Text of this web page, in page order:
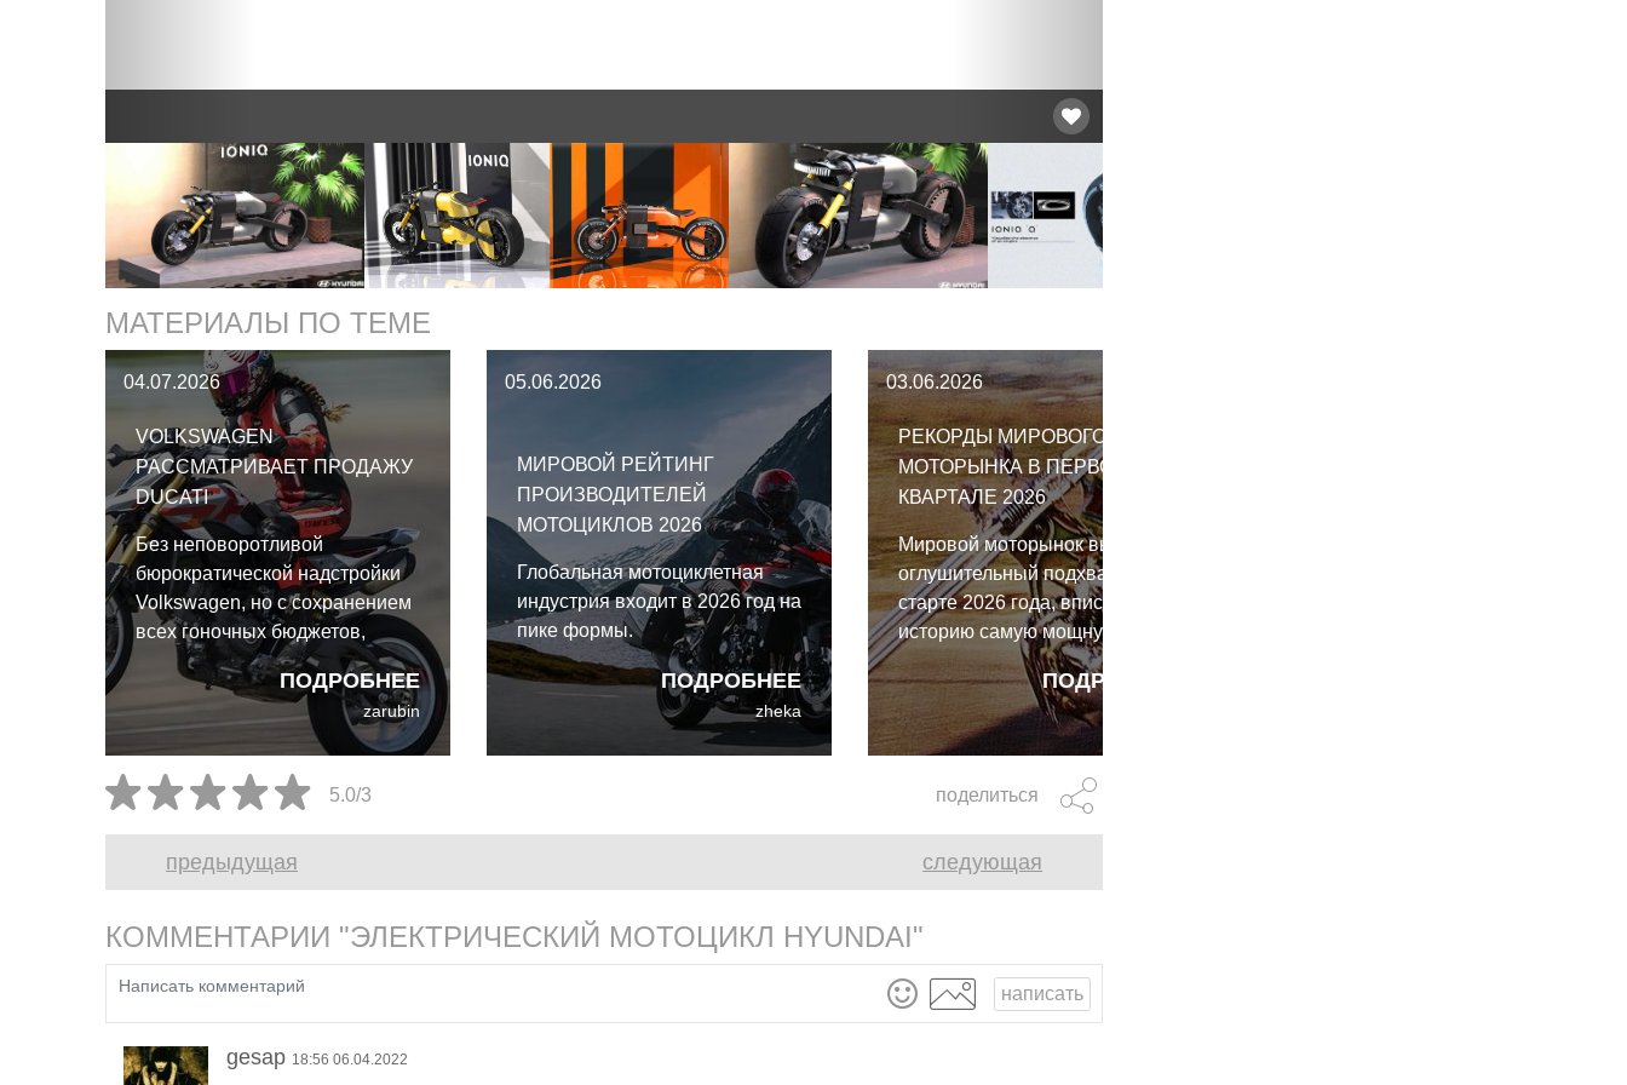
МАТЕРИАЛЫ ПО ТЕМЕ
04.07.2026
VOLKSWAGEN
РАССМАТРИВАЕТ ПРОДАЖУ
DUCATI
ПОДРОБНЕЕ
Без неповоротливой
бюрократической надстройки
Volkswagen, но с сохранением
всех гоночных бюджетов,
Ducati вполне способна
расцвести как независимый
игрок.
zarubin
05.06.2026
МИРОВОЙ РЕЙТИНГ
ПРОИЗВОДИТЕЛЕЙ
МОТОЦИКЛОВ 2026
ПОДРОБНЕЕ
Глобальная мотоциклетная
индустрия входит в 2026 год на
пике формы.
zheka
03.06.2026
РЕКОРДЫ МИРОВОГО
МОТОРЫНКА В ПЕРВОМ
КВАРТАЛЕ 2026
ПОДРОБНЕЕ
Мировой моторынок выдал
оглушительный подхват на
старте 2026 года, вписав в
историю самую мощную
четверть за всё время
наблюдений. За первые три
месяца по всей планете
зарегистрировано 16,8
миллиона новых мотоциклов,
что означает уверенный
двузначный рост на 11%.
5.0/3 поделиться
предыдущая следующая
КОММЕНТАРИИ "ЭЛЕКТРИЧЕСКИЙ МОТОЦИКЛ HYUNDAI"
написать
gesap 18:56 06.04.2022